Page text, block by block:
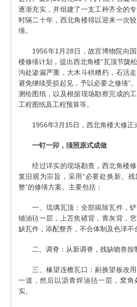
逐渐充实，并组建了一支工种齐全的
时隔二十年，西北角楼得以迎来一次
缮。
1956年1月28日，故宫博物院向国
楼修缮计划，提出西北角楼“瓦顶节陇
沟处渗漏严重，大木斗栱糟朽，石活
避免继续受损起见，予以必要之修缮”
测绘图纸，以及根据现场勘察完成的
工程图纸及工程预算等。
1956年3月15日，西北角楼大修正
一钉一卯，须照原式成做
经过详实的现场勘查，西北角楼修
复旧观为宗旨，采用“必要处换新、
整”的修缮方案。主要包括：
一、琉璃瓦顶：全部揭除瓦件，铲
铺油毡一层，上苫焦碴背，青灰背，
缺瓦件，添配整齐，不合体制及色泽不
二、调脊：从新调脊，残缺吻兽按
三、椽望连檐瓦口：剔换望板改用
一道，然后以沥青焊油毡一层，窝角
实。